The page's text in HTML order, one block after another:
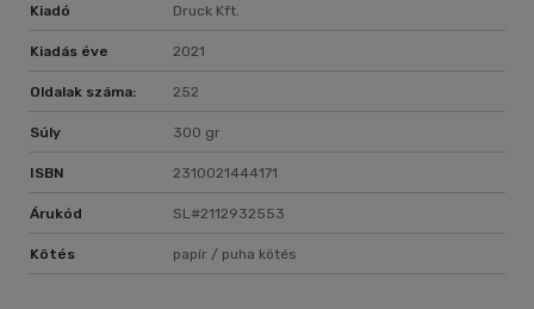
Kiadó Druck Kft.
Kiadás éve 2021
Oldalak száma: 252
Súly 300 gr
ISBN 2310021444171
Árukód SL#2112932553
Kötés papír / puha kötés